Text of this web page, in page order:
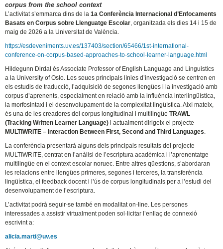
corpus from the school context
L’activitat s’emmarca dins de la1a Conferència Internacional d’Enfocaments
Basats en Corpus sobre Llenguatge Escolar, organitzada els dies 14 i 15 de
maig de 2026 a la Universitat de València.
https://esdeveniments.uv.es/137403/section/65466/1st-international-
conference-on-corpus-based-approaches-to-school-learner-language.html
Hildegunn Dirdal és Associate Professor of English Language and Linguistics
a la University of Oslo. Les seues principals línies d’investigació se centren en
els estudis de traducció, l’adquisició de segones llengües i la investigació amb
corpus d’aprenents, especialment en relació amb la influència interlingüística,
la morfosintaxi i el desenvolupament de la complexitat lingüística. Així mateix,
és una de les creadores del corpus longitudinal i multilingüeTRAWL
(Tracking Written Learner Language) i actualment dirigeix el projecte
MULTIWRITE – Interaction Between First, Second and Third Languages.
La conferència presentarà alguns dels principals resultats del projecte
MULTIWRITE, centrat en l’anàlisi de l’escriptura acadèmica i l’aprenentatge
multilingüe en el context escolar noruec. Entre altres qüestions, s’abordaran
les relacions entre llengües primeres, segones i terceres, la transferència
lingüística, el feedback docent i l’ús de corpus longitudinals per a l’estudi del
desenvolupament de l’escriptura.
L’activitat podrà seguir-se també en modalitat on-line. Les persones
interessades a assistir virtualment poden sol·licitar l’enllaç de connexió
escrivint a:
alicia.marti@uv.es